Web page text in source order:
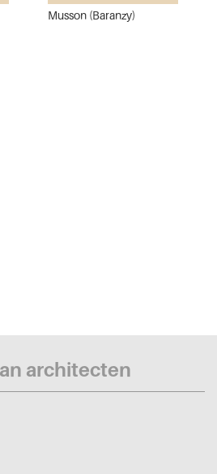
Musson (Baranzy)
architecten